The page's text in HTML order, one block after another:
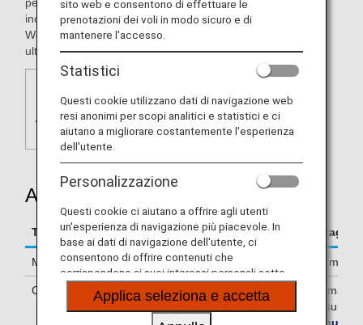
includono: WorldHotels™ Luxury, WorldHotels™ Elite,
WorldHotels™ Crafted e WorldHotels™ Distinctive. Per
ulteriori informazioni, visita il sitoWorldHotels.com
Accumulo miglia
Termini e condizioni per l'accumulo delle miglia Dettagli
Miglia accumulate 500
Condizioni per l'accumulo
Per
consulta
sito web e consentono di effettuare le
prenotazioni dei voli in modo sicuro e di
mantenere l'accesso.
Statistici
Questi cookie utilizzano dati di navigazione web
resi anonimi per scopi analitici e statistici e ci
aiutano a migliorare costantemente l'esperienza
dell'utente.
Personalizzazione
Questi cookie ci aiutano a offrire agli utenti
un'esperienza di navigazione più piacevole. In
base ai dati di navigazione dell'utente, ci
consentono di offrire contenuti che
corrispondono ai suoi interessi personali sotto
forma di siti web, e-mail, social media e pubblicità.
Applica seleziona e accetta